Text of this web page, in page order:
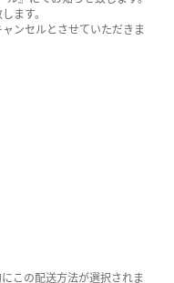
ます。
ンセルとさせていただきま
この配送方法が選択されま